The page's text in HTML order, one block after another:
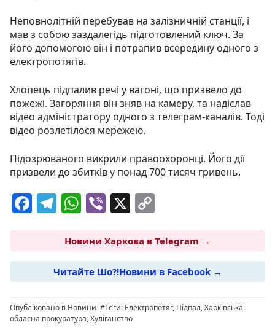
Неповнолітній перебував на залізничній станції, і
мав з собою заздалегідь підготовлений ключ. За
його допомогою він і потрапив всередину одного з
електропотягів.
Хлопець підпалив речі у вагоні, що призвело до
пожежі. Загоряння він зняв на камеру, та надіслав
відео адміністратору одного з телеграм-каналів. Тоді
відео розлетілося мережею.
Підозрюваного викрили правоохоронці. Його дії
призвели до збитків у понад 700 тисяч гривень.
F
e
b
o
o
T
e
g
ra
m
W
at
s
A
p
p
Vi
er
X
p
y
Li
n
Новини Харкова в Telegram →
Читайте Шо?!Новини в Facebook →
Опубліковано в Новини #Теги: Електропотяг, Підпал,Харківська
обласна прокуратура,Хуліганство